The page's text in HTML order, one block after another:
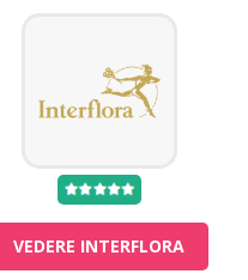
VEDERE INTERFLORA